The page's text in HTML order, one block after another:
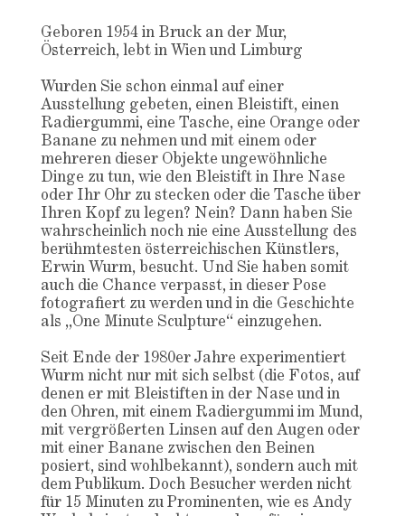
Geboren 1954 in Bruck an der Mur,
Österreich, lebt in Wien und Limburg
Wurden Sie schon einmal auf einer
Ausstellung gebeten, einen Bleistift, einen
Radiergummi, eine Tasche, eine Orange oder
Banane zu nehmen und mit einem oder
mehreren dieser Objekte ungewöhnliche
Dinge zu tun, wie den Bleistift in Ihre Nase
oder Ihr Ohr zu stecken oder die Tasche über
Ihren Kopf zu legen? Nein? Dann haben Sie
wahrscheinlich noch nie eine Ausstellung des
berühmtesten österreichischen Künstlers,
Erwin Wurm, besucht. Und Sie haben somit
auch die Chance verpasst, in dieser Pose
fotografiert zu werden und in die Geschichte
als „One Minute Sculpture“ einzugehen.
Seit Ende der 1980er Jahre experimentiert
Wurm nicht nur mit sich selbst (die Fotos, auf
denen er mit Bleistiften in der Nase und in
den Ohren, mit einem Radiergummi im Mund,
mit vergrößerten Linsen auf den Augen oder
mit einer Banane zwischen den Beinen
posiert, sind wohlbekannt), sondern auch mit
dem Publikum. Doch Besucher werden nicht
für 15 Minuten zu Prominenten, wie es Andy